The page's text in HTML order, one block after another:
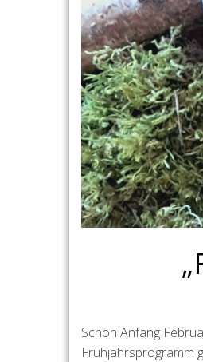
Schon Anfang
Frühjahrsprogramm